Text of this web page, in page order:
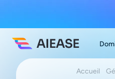
Accueil